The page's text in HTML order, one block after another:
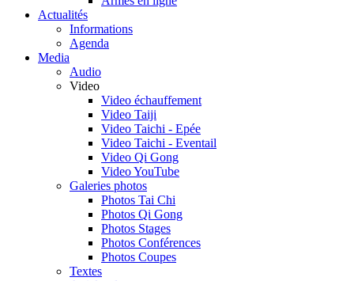
Actualités
Informations
Agenda
Media
Audio
Video
Video échauffement
Video Taiji
Video Taichi - Epée
Video Taichi - Eventail
Video Qi Gong
Video YouTube
Galeries photos
Photos Tai Chi
Photos Qi Gong
Photos Stages
Photos Conférences
Photos Coupes
Textes